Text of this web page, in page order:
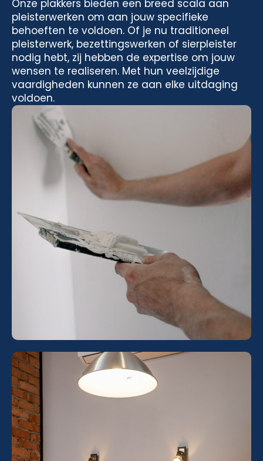
Onze plakkers bieden een breed scala aan
pleisterwerken om aan jouw specifieke
behoeften te voldoen. Of je nu traditioneel
pleisterwerk, bezettingswerken of sierpleister
nodig hebt, zij hebben de expertise om jouw
wensen te realiseren. Met hun veelzijdige
vaardigheden kunnen ze aan elke uitdaging
voldoen.